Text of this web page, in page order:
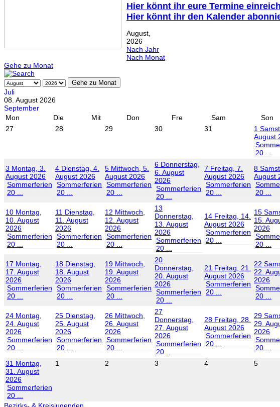
Hier könnt ihr eure Termine
Hier könnt ihr den Kalender
August,
2026
Nach Jahr
Nach Monat
Gehe zu Monat
Gehe zu Monat
Juli
08. August 2026
September
Mon
Die Mit Don Fre Sam
Son
27
28 29 30 31 1
August
20 ...
3 Montag, 3.
August 2026
Sommerferien
20 ...
4 Dienstag, 4.
August 2026
Sommerferien
20 ...
5 Mittwoch, 5.
August 2026
Sommerferien
20 ...
6 Donnerstag,
6. August
2026
Sommerferien
20 ...
7 Freitag, 7.
August 2026
Sommerferien
20 ...
8
August
20 ...
10 Montag,
10. August
2026
Sommerferien
20 ...
11 Dienstag,
11. August
2026
Sommerferien
20 ...
12 Mittwoch,
12. August
2026
Sommerferien
20 ...
13
Donnerstag,
13. August
2026
Sommerferien
20 ...
14 Freitag, 14.
August 2026
Sommerferien
20 ...
15
15.
2026
20 ...
17 Montag,
17. August
2026
Sommerferien
20 ...
18 Dienstag,
18. August
2026
Sommerferien
20 ...
19 Mittwoch,
19. August
2026
Sommerferien
20 ...
20
Donnerstag,
20. August
2026
Sommerferien
20 ...
21 Freitag, 21.
August 2026
Sommerferien
20 ...
22
22.
2026
20 ...
24 Montag,
24. August
2026
Sommerferien
20 ...
25 Dienstag,
25. August
2026
Sommerferien
20 ...
26 Mittwoch,
26. August
2026
Sommerferien
20 ...
27
Donnerstag,
27. August
2026
Sommerferien
20 ...
28 Freitag, 28.
August 2026
Sommerferien
20 ...
29
29.
2026
20 ...
31 Montag,
31. August
2026
Sommerferien
20 ...
1 2 3 4 5